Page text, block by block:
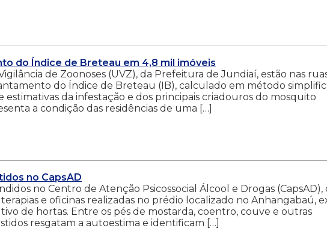
do Índice de Breteau em 4,8 mil imóveis
de Zoonoses (UVZ), da Prefeitura de Jundiaí, estão nas
do Índice de Breteau (IB), calculado em método
da infestação e dos principais criadouros do mosquito
a condição das residências de uma […]
no CapsAD
no Centro de Atenção Psicossocial Álcool e Drogas (CapsAD),
e oficinas realizadas no prédio localizado no Anhangabaú,
de hortas. Entre os pés de mostarda, coentro, couve e outras
resgatam a autoestima e identificam […]